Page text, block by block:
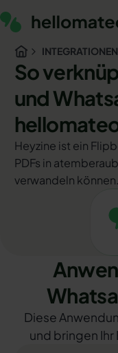
INTEGRATIONEN
So
und
Heyzine ist ein
PDFs in
verwandeln können.
Diese
und bringen Ihr